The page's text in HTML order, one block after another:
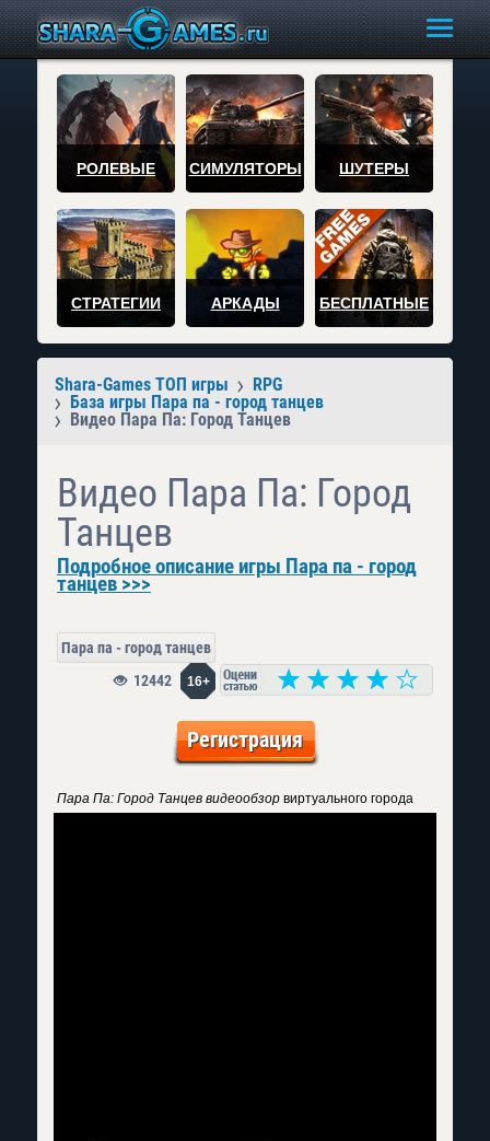
РОЛЕВЫЕ СИМУЛЯТОРЫ ШУТЕРЫ
СТРАТЕГИИ АРКАДЫ БЕСПЛАТНЫЕ
Shara-Games ТОП игры
RPG
База игры Пара па - город танцев
Видео Пара Па: Город Танцев
Видео Пара Па: Город
Танцев
Подробное описание игры Пара па - город
танцев >>>
Пара па - город танцев
16+
12442
Регистрация
Пара Па: Город Танцев видеообзор виртуального города